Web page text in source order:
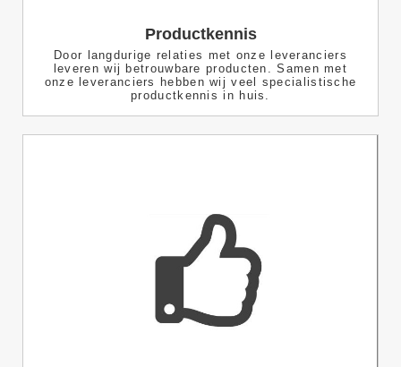
Productkennis
Door langdurige relaties met onze leveranciers
leveren wij betrouwbare producten. Samen met
onze leveranciers hebben wij veel specialistische
productkennis in huis.